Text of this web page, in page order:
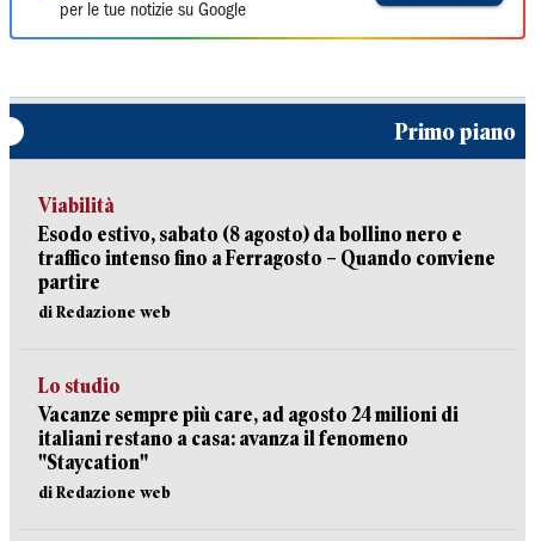
per le tue notizie su Google
Primo piano
Viabilità
Esodo estivo, sabato (8 agosto) da bollino nero e
traffico intenso fino a Ferragosto – Quando conviene
partire
di Redazione web
Lo studio
Vacanze sempre più care, ad agosto 24 milioni di
italiani restano a casa: avanza il fenomeno
"Staycation"
di Redazione web